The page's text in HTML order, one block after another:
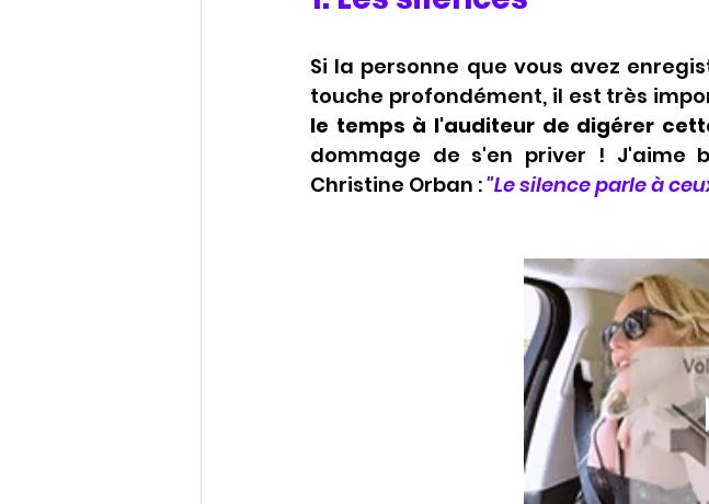
Si la personne que vous avez
touche profondément, il est très
le temps à l'auditeur de digérer
dommage de s'en priver ! J'aime
Christine Orban : "Le silence parle à